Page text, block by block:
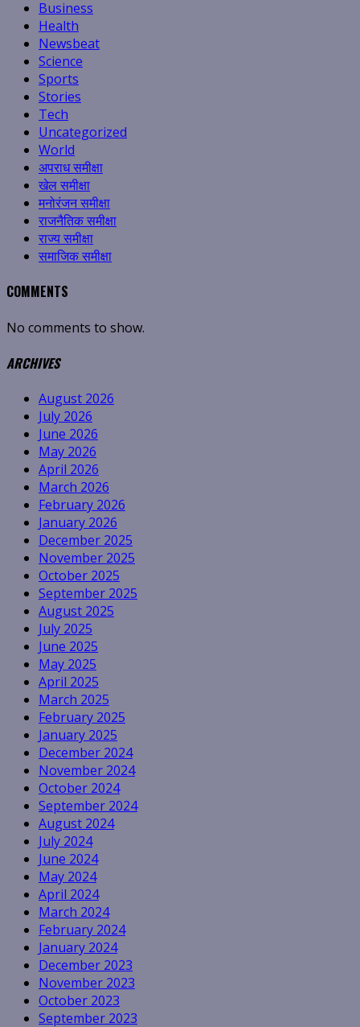
Business
Health
Newsbeat
Science
Sports
Stories
Tech
Uncategorized
World
अपराध समीक्षा
खेल समीक्षा
मनोरंजन समीक्षा
राजनैतिक समीक्षा
राज्य समीक्षा
समाजिक समीक्षा
COMMENTS
No comments to show.
ARCHIVES
August 2026
July 2026
June 2026
May 2026
April 2026
March 2026
February 2026
January 2026
December 2025
November 2025
October 2025
September 2025
August 2025
July 2025
June 2025
May 2025
April 2025
March 2025
February 2025
January 2025
December 2024
November 2024
October 2024
September 2024
August 2024
July 2024
June 2024
May 2024
April 2024
March 2024
February 2024
January 2024
December 2023
November 2023
October 2023
September 2023